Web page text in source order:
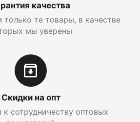
качества
те товары, в качестве
мы уверены
Скидки на опт
сотрудничеству оптовых